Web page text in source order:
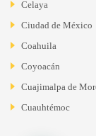
Celaya
Ciudad de México
Coahuila
Coyoacán
Cuajimalpa de
Cuauhtémoc